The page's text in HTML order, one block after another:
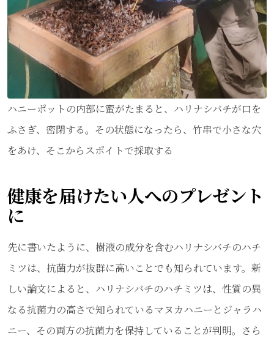
ハニーポットの内部に蜜がたまると、ハリナシバチが口を
ふさぎ、密閉する。その状態になったら、竹串で小さな穴
をあけ、そこからスポイトで採取する
健康を届けたい人へのプレゼント
に
先に書いたように、樹液の成分を含むハリナシバチのハチ
ミツは、抗菌力が抜群に高いことでも知られています。新
しい論文によると、ハリナシバチのハチミツは、性質の異
なる抗菌力の高さで知られているマヌカハニーとジャラハ
ニー、その両方の抗菌力を保持していることが判明。さら